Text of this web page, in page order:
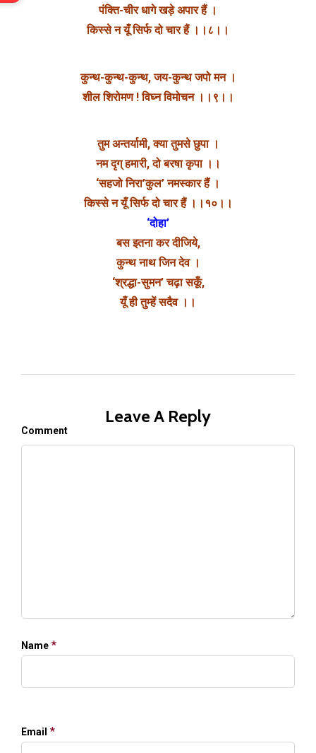
पंक्ति-चीर धागे खड़े अपार हैं ।
किस्से न यूँ सिर्फ दो चार हैं ।।८।।
कुन्थ-कुन्थ-कुन्थ, जय-कुन्थ जपो मन ।
शील शिरोमण ! विघ्न विमोचन ।।९।।
तुम अन्तर्यामी, क्या तुमसे छुपा ।
नम दृग् हमारी, दो बरषा कृपा ।।
‘सहजो निरा’कुल’ नमस्कार हैं ।
किस्से न यूँ सिर्फ दो चार हैं ।।१०।।
‘दोहा’
बस इतना कर दीजिये,
कुन्थ नाथ जिन देव ।
‘श्रद्धा-सुमन’ चढ़ा सकूँ,
यूँ ही तुम्हें सदैव ।।
Leave A Reply
Comment
Name *
Email *